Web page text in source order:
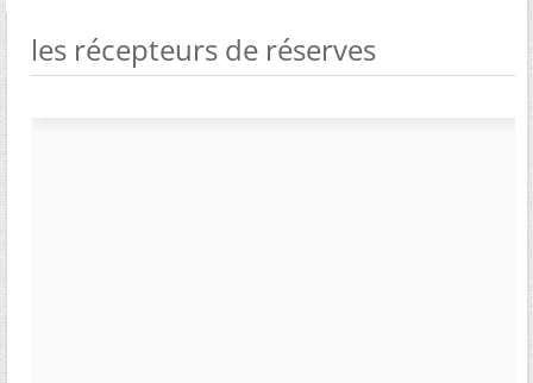
les récepteurs de réserves